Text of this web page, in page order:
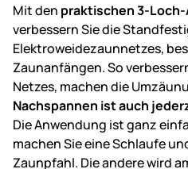
Mit den praktischen 3-
verbessern Sie die
Elektroweidezaunnetzes,
Zaunanfängen. So
Netzes, machen die
Nachspannen ist auch
Die Anwendung ist ganz
machen Sie eine Schlaufe
Zaunpfahl. Die andere wird